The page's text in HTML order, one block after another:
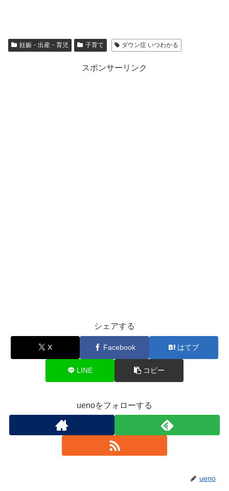
妊娠・出産・育児 子育て ダウン症 いつわかる
スポンサーリンク
シェアする
X Facebook はてブ
LINE コピー
uenoをフォローする
ueno